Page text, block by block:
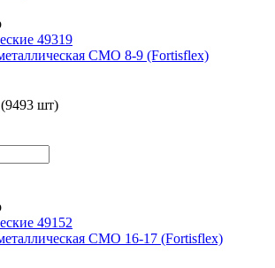
СМО 8-9 (Fortisflex)
шт)
СМО 16-17 (Fortisflex)